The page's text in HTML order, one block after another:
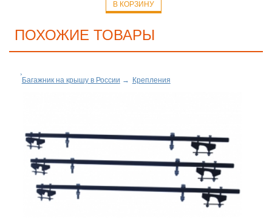
В КОРЗИНУ
ПОХОЖИЕ ТОВАРЫ
Багажник на крышу в России → Крепления